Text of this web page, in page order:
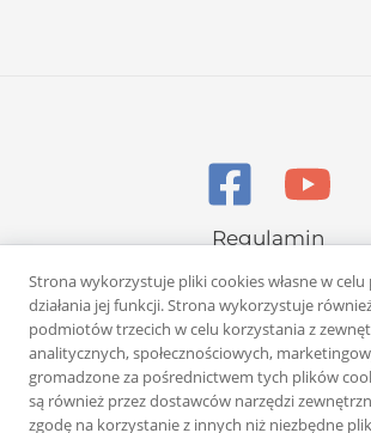
Regulamin
Polityka
Strona wykorzystuje pliki cookies własne w celu
działania jej funkcji. Strona wykorzystuje
podmiotów trzecich w celu korzystania z
analitycznych, społecznościowych,
gromadzone za pośrednictwem tych plików
są również przez dostawców narzędzi
zgodę na korzystanie z innych niż niezbędne